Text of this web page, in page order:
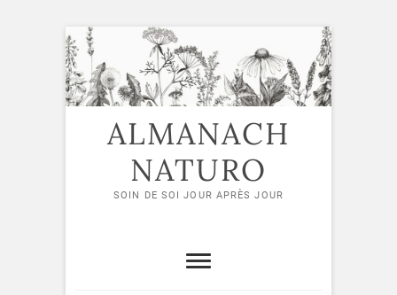
Skip
to
content
ALMANACH
NATURO
SOIN DE SOI JOUR APRÈS JOUR